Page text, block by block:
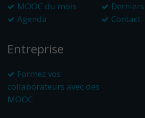
MOOC du mois
Agenda
Contact
Entreprise
Formez vos
collaborateurs avec des
MOOC